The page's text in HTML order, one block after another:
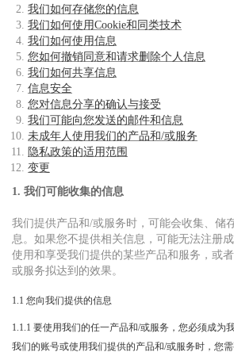
我们如何存储您的信息
我们如何使用Cookie和同类技术
我们如何使用信息
您如何撤销同意和请求删除个人信息
我们如何共享信息
信息安全
您对信息分享的确认与接受
我们可能向您发送的邮件和信息
未成年人使用我们的产品和/或服务
隐私政策的适用范围
变更
1. 我们可能收集的信息
我们提供产品和/或服务时，可能会收集、储
息。如果您不提供相关信息，可能无法注册
使用和享受我们提供的某些产品和服务，或
或服务拟达到的效果。
1.1 您向我们提供的信息
1.1.1 要使用我们的任一产品和/或服务，您必须成为
我们的账号或使用我们提供的产品和/或服务时，您需